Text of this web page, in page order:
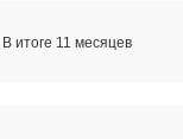
итоге 11 месяцев